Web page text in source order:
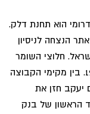
הוא תחנת דלק.
הנצחה לניסיון
חלוצי השומר
הצעיר הגיעו לכאן לפני כ-100 שנים, בקיץ 1920. בין מקימי הקבוצה
יעקב חזן את
הראשון של בנק